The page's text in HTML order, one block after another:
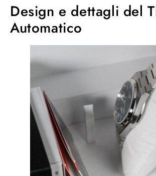
Design e dettagli del
Automatico